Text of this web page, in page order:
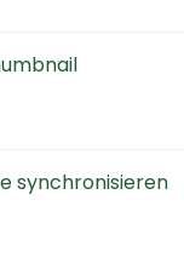
synchronisieren